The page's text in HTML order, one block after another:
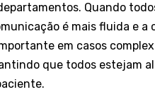
Quando
é mais fluida e a
em casos
que todos estejam